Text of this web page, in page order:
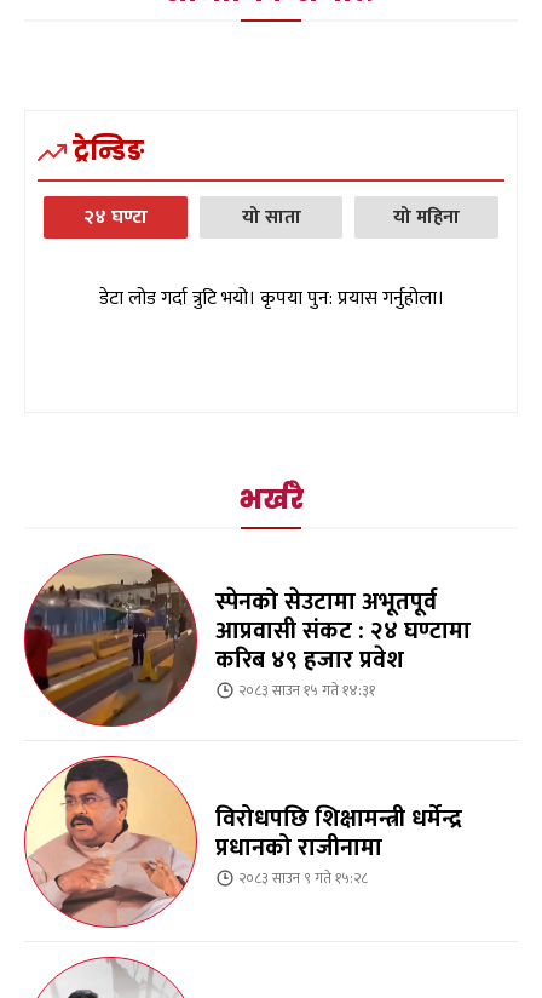
ट्रेन्डिङ
२४ घण्टा यो साता यो महिना
डेटा लोड गर्दा त्रुटि भयो। कृपया पुन: प्रयास गर्नुहोला।
भर्खरै
स्पेनको सेउटामा अभूतपूर्व
आप्रवासी संकट : २४ घण्टामा
करिब ४९ हजार प्रवेश
२०८३ साउन १५ गते १४:३१
विरोधपछि शिक्षामन्त्री धर्मेन्द्र
प्रधानको राजीनामा
२०८३ साउन ९ गते १५:२८